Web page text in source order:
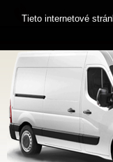
Zákaznícka linka
Tieto internetové